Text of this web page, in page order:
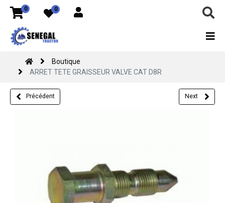
0 0
Boutique
ARRET TETE GRAISSEUR VALVE CAT D8R
Précédent Next